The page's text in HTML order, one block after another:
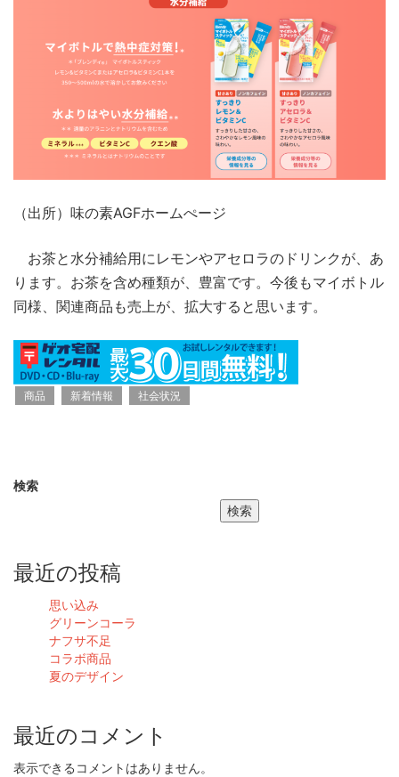
（出所）味の素AGFホームぺージ
お茶と水分補給用にレモンやアセロラのドリンクが、あ
ります。お茶を含め種類が、豊富です。今後もマイボトル
同様、関連商品も売上が、拡大すると思います。
商品 新着情報 社会状況
検索
検索
最近の投稿
思い込み
グリーンコーラ
ナフサ不足
コラボ商品
夏のデザイン
最近のコメント
表示できるコメントはありません。